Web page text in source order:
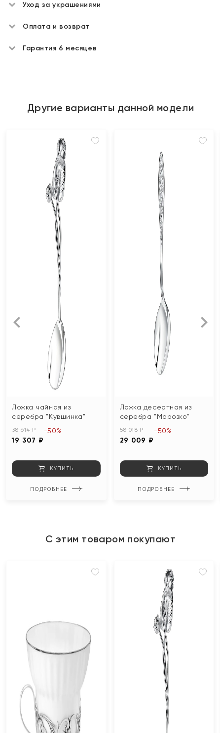
Уход за украшениями
Оплата и возврат
Гарантия 6 месяцев
Другие варианты данной модели
Ложка чайная из
серебра "Кувшинка"
38 614 ₽
19 307 ₽
-50%
КУПИТЬ
ПОДРОБНЕЕ
Ложка десертная из
серебра "Морозко"
58 018 ₽
29 009 ₽
-50%
КУПИТЬ
ПОДРОБНЕЕ
С этим товаром покупают